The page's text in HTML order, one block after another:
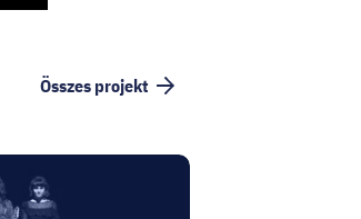
Összes projekt